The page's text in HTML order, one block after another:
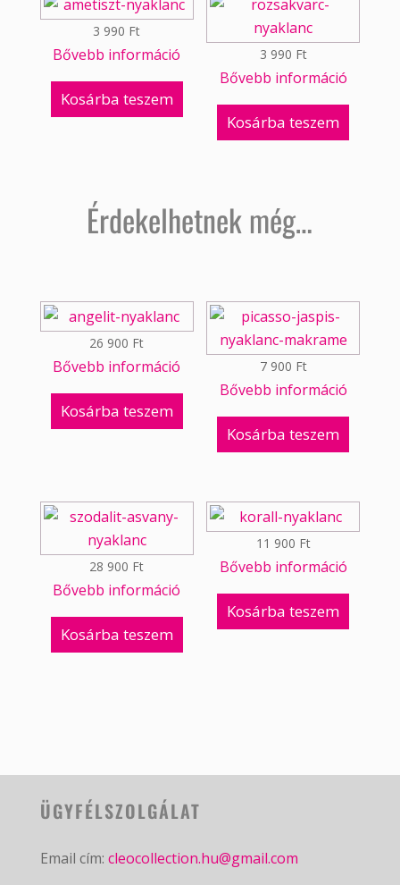
3 990 Ft
Bővebb információ
Kosárba teszem
3 990 Ft
Bővebb információ
Kosárba teszem
Érdekelhetnek még…
26 900 Ft
Bővebb információ
Kosárba teszem
7 900 Ft
Bővebb információ
Kosárba teszem
28 900 Ft
Bővebb információ
Kosárba teszem
11 900 Ft
Bővebb információ
Kosárba teszem
ÜGYFÉLSZOLGÁLAT
Email cím: cleocollection.hu@gmail.com